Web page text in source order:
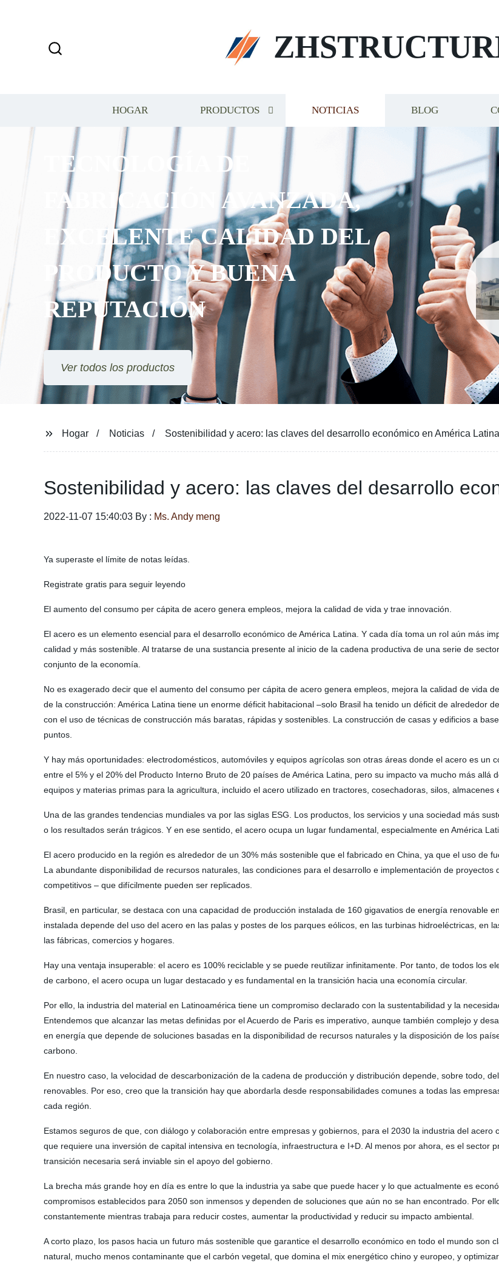
HOGAR PRODUCTOS NOTICIAS BLOG
TECNOLOGÍA DE
FABRICACIÓN AVANZADA,
EXCELENTE CALIDAD DEL
PRODUCTO Y BUENA
REPUTACIÓN
Ver todos los productos
Hogar Noticias Sostenibilidad y acero: las claves del desarrollo económico en América Latina
Sostenibilidad y acero: las claves del desarrollo
2022-11-07 15:40:03 By : Ms. Andy meng
Ya superaste el límite de notas leídas.
Registrate gratis para seguir leyendo
El aumento del consumo per cápita de acero genera empleos, mejora la calidad de vida y trae innovación.
El acero es un elemento esencial para el desarrollo económico de América Latina. Y cada día toma un rol aún más
calidad y más sostenible. Al tratarse de una sustancia presente al inicio de la cadena productiva de una serie de
conjunto de la economía.
No es exagerado decir que el aumento del consumo per cápita de acero genera empleos, mejora la calidad de vida
de la construcción: América Latina tiene un enorme déficit habitacional –solo Brasil ha tenido un déficit de alrededor
con el uso de técnicas de construcción más baratas, rápidas y sostenibles. La construcción de casas y edificios a
puntos.
Y hay más oportunidades: electrodomésticos, automóviles y equipos agrícolas son otras áreas donde el acero es
entre el 5% y el 20% del Producto Interno Bruto de 20 países de América Latina, pero su impacto va mucho más allá
equipos y materias primas para la agricultura, incluido el acero utilizado en tractores, cosechadoras, silos, almacenes
Una de las grandes tendencias mundiales va por las siglas ESG. Los productos, los servicios y una sociedad más
o los resultados serán trágicos. Y en ese sentido, el acero ocupa un lugar fundamental, especialmente en América
El acero producido en la región es alrededor de un 30% más sostenible que el fabricado en China, ya que el uso de
La abundante disponibilidad de recursos naturales, las condiciones para el desarrollo e implementación de
competitivos – que difícilmente pueden ser replicados.
Brasil, en particular, se destaca con una capacidad de producción instalada de 160 gigavatios de energía renovable
instalada depende del uso del acero en las palas y postes de los parques eólicos, en las turbinas hidroeléctricas, en
las fábricas, comercios y hogares.
Hay una ventaja insuperable: el acero es 100% reciclable y se puede reutilizar infinitamente. Por tanto, de todos los
de carbono, el acero ocupa un lugar destacado y es fundamental en la transición hacia una economía circular.
Por ello, la industria del material en Latinoamérica tiene un compromiso declarado con la sustentabilidad y la
Entendemos que alcanzar las metas definidas por el Acuerdo de Paris es imperativo, aunque también complejo y
en energía que depende de soluciones basadas en la disponibilidad de recursos naturales y la disposición de los
carbono.
En nuestro caso, la velocidad de descarbonización de la cadena de producción y distribución depende, sobre todo,
renovables. Por eso, creo que la transición hay que abordarla desde responsabilidades comunes a todas las
cada región.
Estamos seguros de que, con diálogo y colaboración entre empresas y gobiernos, para el 2030 la industria del
que requiere una inversión de capital intensiva en tecnología, infraestructura e I+D. Al menos por ahora, es el sector
transición necesaria será inviable sin el apoyo del gobierno.
La brecha más grande hoy en día es entre lo que la industria ya sabe que puede hacer y lo que actualmente es
compromisos establecidos para 2050 son inmensos y dependen de soluciones que aún no se han encontrado. Por
constantemente mientras trabaja para reducir costes, aumentar la productividad y reducir su impacto ambiental.
A corto plazo, los pasos hacia un futuro más sostenible que garantice el desarrollo económico en todo el mundo son
natural, mucho menos contaminante que el carbón vegetal, que domina el mix energético chino y europeo, y